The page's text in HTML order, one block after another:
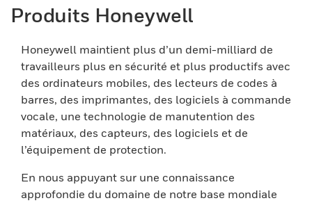
Produits Honeywell
Honeywell maintient plus d’un demi-milliard de
travailleurs plus en sécurité et plus productifs avec
des ordinateurs mobiles, des lecteurs de codes à
barres, des imprimantes, des logiciels à commande
vocale, une technologie de manutention des
matériaux, des capteurs, des logiciels et de
l’équipement de protection.
En nous appuyant sur une connaissance
approfondie du domaine de notre base mondiale